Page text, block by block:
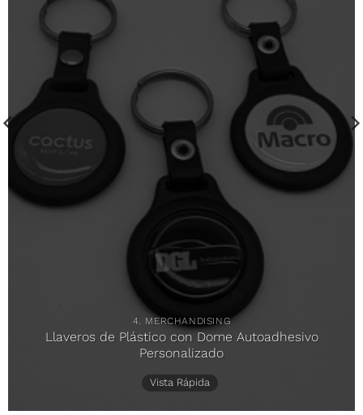
4. MERCHANDISING
Llaveros de Plástico con Dome Autoadhesivo
Personalizado
Vista Rápida